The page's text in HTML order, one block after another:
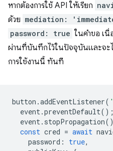
หากต้องการใช้ API ให้เรียก
ด้วย mediation:
password: true ในคำขอ เ
ผ่านที่บันทึกไว้ในปัจจุบันและจะ
การใช้งานนี้ ทันที
button .addEventListener(
event.preventDefault();
event. stopPropagation
const cred = await
password : true,